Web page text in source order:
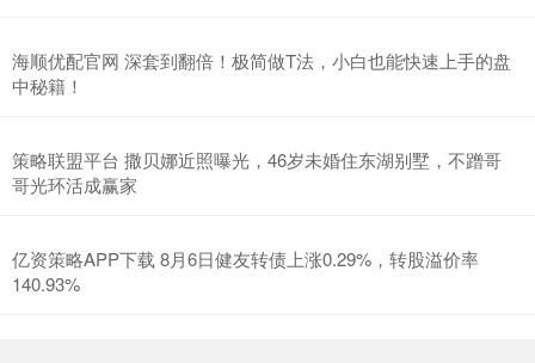
海顺优配官网 深套到翻倍！极简做T法，小白也能快速上手的盘
中秘籍！
策略联盟平台 撒贝娜近照曝光，46岁未婚住东湖别墅，不蹭哥
哥光环活成赢家
亿资策略APP下载 8月6日健友转债上涨0.29%，转股溢价率
140.93%